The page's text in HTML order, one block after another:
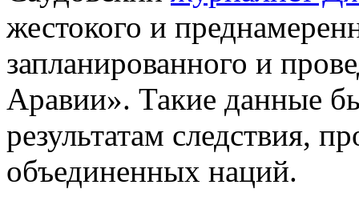
жестокого и
запланированного и
Аравии». Такие данные
результатам следствия,
объединенных наций.